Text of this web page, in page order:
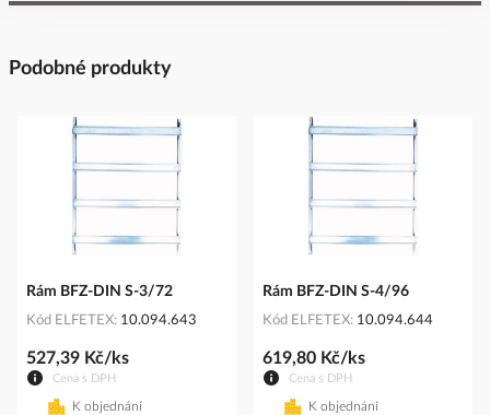
Podobné produkty
Rám BFZ-DIN S-3/72
Kód ELFETEX 10.094.643
Cena s DPH
527,39 Kč/ks
K objednání
Rám BFZ-DIN S-4/96
Kód ELFETEX 10.094.644
Cena s DPH
619,80 Kč/ks
K objednání